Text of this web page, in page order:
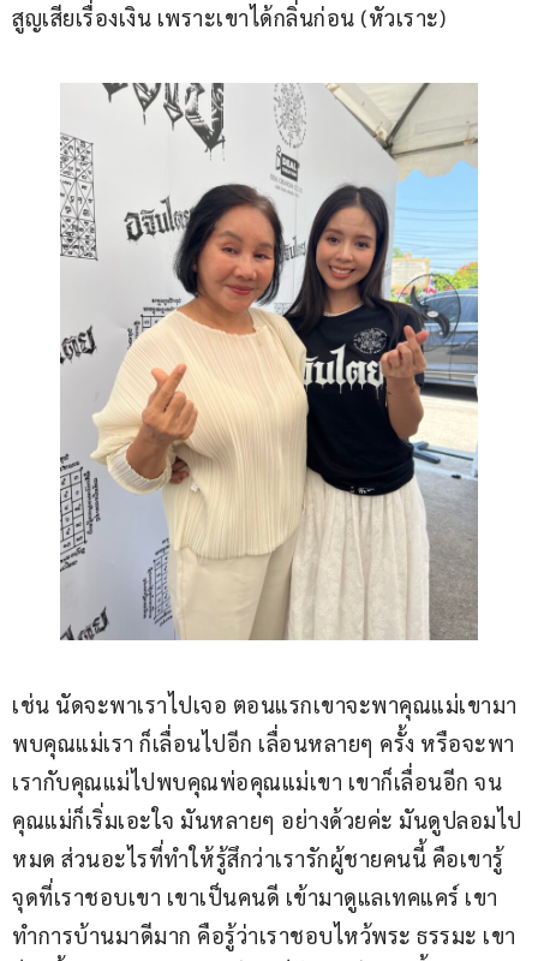
สูญเสียเรื่องเงิน เพราะเขาได้กลิ่นก่อน (หัวเราะ)
เช่น นัดจะพาเราไปเจอ ตอนแรกเขาจะพาคุณแม่เขามา
พบคุณแม่เรา ก็เลื่อนไปอีก เลื่อนหลายๆ ครั้ง หรือจะพา
เรากับคุณแม่ไปพบคุณพ่อคุณแม่เขา เขาก็เลื่อนอีก จน
คุณแม่ก็เริ่มเอะใจ มันหลายๆ อย่างด้วยค่ะ มันดูปลอมไป
หมด ส่วนอะไรที่ทำให้รู้สึกว่าเรารักผู้ชายคนนี้ คือเขารู้
จุดที่เราชอบเขา เขาเป็นคนดี เข้ามาดูแลเทคแคร์ เขา
ทำการบ้านมาดีมาก คือรู้ว่าเราชอบไหว้พระ ธรรมะ เขา